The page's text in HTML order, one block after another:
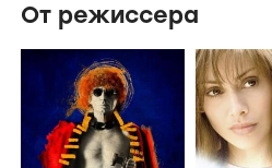
От режиссера